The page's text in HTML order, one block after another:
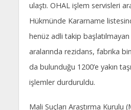
ulaştı. OHAL işlem servisleri
Hükmünde Kararname
henüz adli takip
aralarında rezidans, fabrika
da bulunduğu 1200’e yakın
işlemler durduruldu.
Mali Suçları Araştırma Kurulu